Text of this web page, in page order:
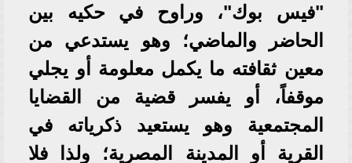
"فيس بوك"، وراوح في حكيه بين
الحاضر والماضي؛ وهو يستدعي من
معين ثقافته ما يكمل معلومة أو يجلي
موقفاً، أو يفسر قضية من القضايا
المجتمعية وهو يستعيد ذكرياته في
القرية أو المدينة المصرية؛ ولذا فلا